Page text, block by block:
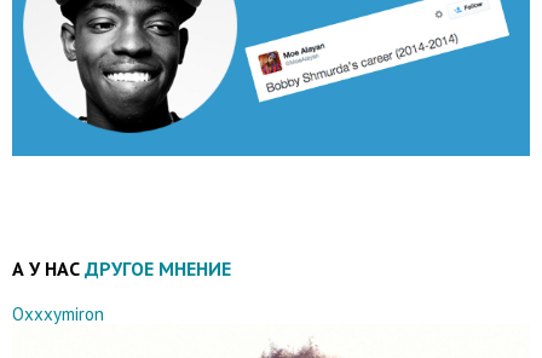
А У НАС ДРУГОЕ МНЕНИЕ
Oxxxymiron